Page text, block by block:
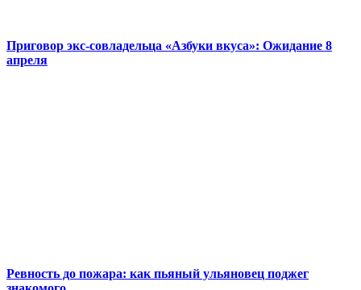
Приговор экс-совладельца «Азбуки вкуса»: Ожидание 8
апреля
Ревность до пожара: как пьяный ульяновец поджег